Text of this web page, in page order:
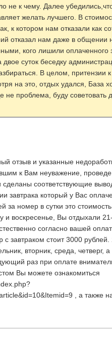
не к чему. Далее
желать лучшего. В
к котором нам отказали как
отказал нам даже в общении
кого лишили оплаченного
суток беседку
В целом, притензии к
на это, отдых удался, База
не проблема, буду советовать
отзыв и указанные
к Вам неуважение,
сделаны соответствующие
завтрака который у Вас
за номер в сутки это
и воскресенье, Вы отдыхали
согласно вашей
с завтраком стоит 3000
вторник, среда, четверг,
раз при оплате
Вы можете ознакомиться
, а также